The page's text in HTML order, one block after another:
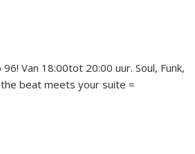
Van 18:00tot 20:00 uur. Soul, Funk,
beat meets your suite =